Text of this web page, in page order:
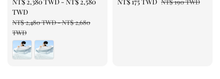
Sale
price
NT$ 2,380 TWD - NT$ 2,580
TWD
Regular
price
NT$ 2,480 TWD-NT$ 2,680
TWD
Sale
NT$ 175 TWD Regular
NT$ 190 TWD